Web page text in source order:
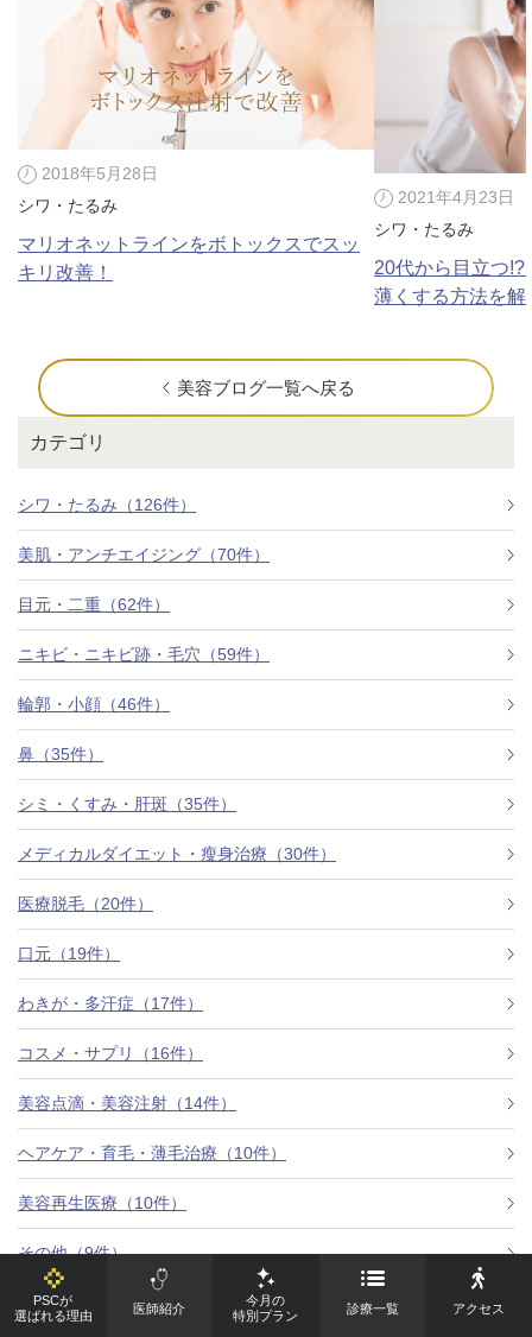
カテゴリ
シワ・たるみ（126件）
美肌・アンチエイジング（70件）
目元・二重（62件）
ニキビ・ニキビ跡・毛穴（59件）
輪郭・小顔（46件）
鼻（35件）
シミ・くすみ・肝斑（35件）
メディカルダイエット・瘦身治療（30件）
医療脱毛（20件）
口元（19件）
わきが・多汗症（17件）
コスメ・サプリ（16件）
美容点滴・美容注射（14件）
ヘアケア・育毛・薄毛治療（10件）
美容再生医療（10件）
その他（9件）
女性器（7件）
2018年5月28日
シワ・たるみ
マリオネットラインをボトックスでスッ
キリ改善！
2021年4月23日
シワ・たるみ
20代から目立つ!?
薄くする方法を解
美容ブログ一覧へ戻る
PSCが
選ばれる理由
医師紹介
今月の
特別プラン
診療一覧 アクセス